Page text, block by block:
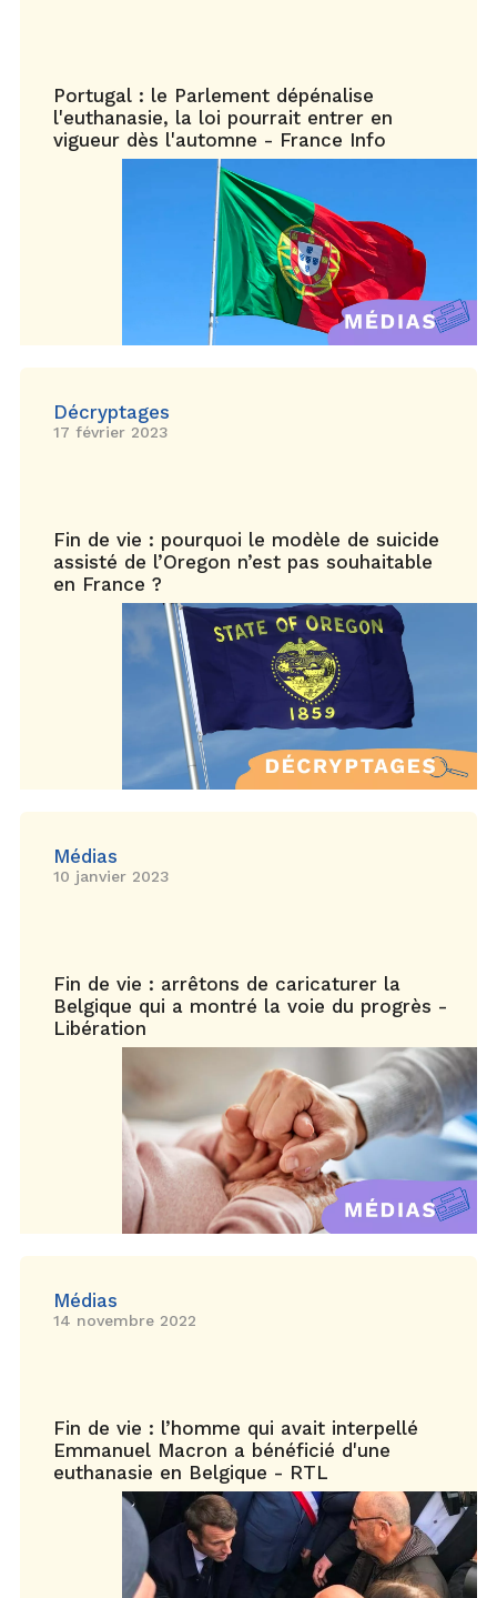
Portugal : le Parlement dépénalise
l'euthanasie, la loi pourrait entrer en
vigueur dès l'automne - France Info
Décryptages
17 février 2023
Fin de vie : pourquoi le modèle de suicide
assisté de l’Oregon n’est pas souhaitable
en France ?
Médias
10 janvier 2023
Fin de vie : arrêtons de caricaturer la
Belgique qui a montré la voie du progrès -
Libération
Médias
14 novembre 2022
Fin de vie : l’homme qui avait interpellé
Emmanuel Macron a bénéficié d'une
euthanasie en Belgique - RTL